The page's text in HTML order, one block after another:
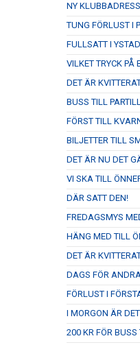
NY
TUNG FÖRLUST I
FULLSATT I
VILKET TRYCK PÅ
DET ÄR
BUSS TILL
FÖRST TILL
BILJETTER TILL
DET ÄR NU DET
VI SKA TILL
DÄR SATT DEN!
FREDAGSMYS
HÄNG MED TILL
DET ÄR
DAGS FÖR
FÖRLUST I
I MORGON ÄR
200 KR FÖR BUSS